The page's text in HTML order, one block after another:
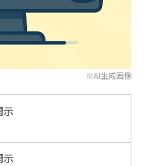
※AI生成画像
示
示